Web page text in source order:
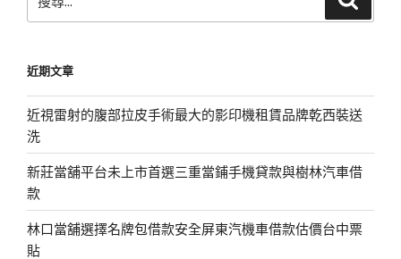
尋
字:
近期文章
近視雷射的腹部拉皮手術最大的影印機租賃品牌乾西裝送
洗
新莊當舖平台未上市首選三重當鋪手機貸款與樹林汽車借
款
林口當舖選擇名牌包借款安全屏東汽機車借款估價台中票
貼